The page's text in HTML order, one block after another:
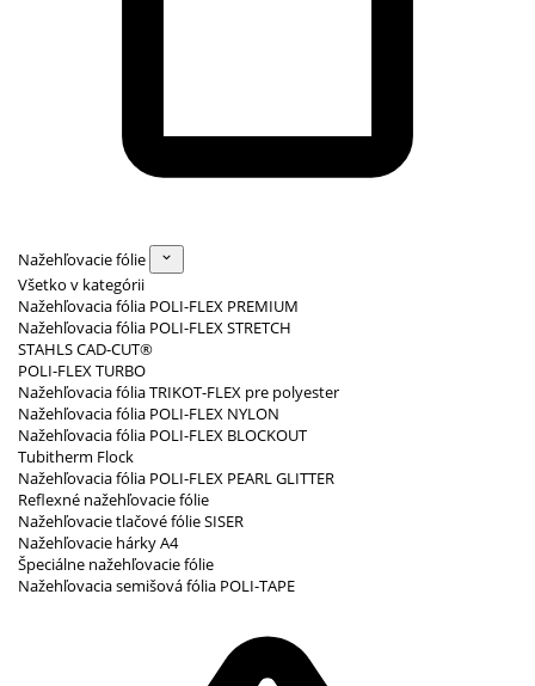
Nažehľovacie fólie
Všetko v kategórii
Nažehľovacia fólia POLI-FLEX PREMIUM
Nažehľovacia fólia POLI-FLEX STRETCH
STAHLS CAD-CUT®
POLI-FLEX TURBO
Nažehľovacia fólia TRIKOT-FLEX pre polyester
Nažehľovacia fólia POLI-FLEX NYLON
Nažehľovacia fólia POLI-FLEX BLOCKOUT
Tubitherm Flock
Nažehľovacia fólia POLI-FLEX PEARL GLITTER
Reflexné nažehľovacie fólie
Nažehľovacie tlačové fólie SISER
Nažehľovacie hárky A4
Špeciálne nažehľovacie fólie
Nažehľovacia semišová fólia POLI-TAPE